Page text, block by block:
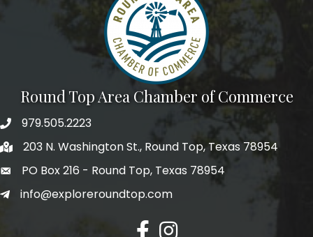
Round Top Area Chamber of Commerce
979.505.2223
203 N. Washington St., Round Top, Texas 78954
PO Box 216 - Round Top, Texas 78954
info@exploreroundtop.com
FacebookInstagram